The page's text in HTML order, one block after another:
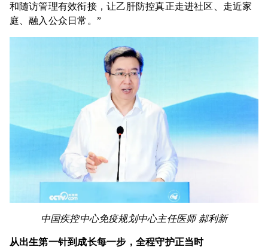
和随访管理有效衔接，让乙肝防控真正走进社区、走近家
庭、融入公众日常。”
中国疾控中心免疫规划中心主任医师 郝利新
从出生第一针到成长每一步， 全程守护正当时